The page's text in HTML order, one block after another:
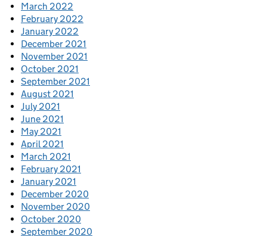
March 2022
February 2022
January 2022
December 2021
November 2021
October 2021
September 2021
August 2021
July 2021
June 2021
May 2021
April 2021
March 2021
February 2021
January 2021
December 2020
November 2020
October 2020
September 2020